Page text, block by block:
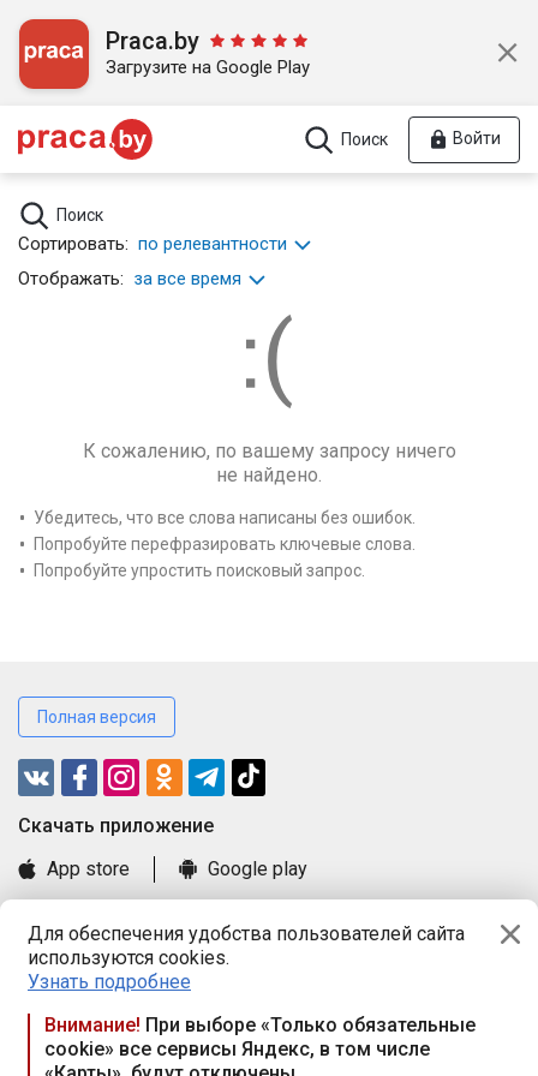
Для обеспечения удобства пользователей сайта
используются cookies.
Узнать подробнее
Внимание! При выборе «Только обязательные
cookie» все сервисы Яндекс, в том числе
Praca.by
Загрузите на Google Play
Поиск Войти
Поиск
Сортировать: по релевантности
Отображать: за все время
К сожалению, по вашему запросу ничего
не найдено.
Убедитесь, что все слова написаны без ошибок.
Попробуйте перефразировать ключевые слова.
Попробуйте упростить поисковый запрос.
Полная версия
Cкачать приложение
App store
Google play
Книга замечаний и предложений
Правила и документы
Praca.by © 2000—2026, ООО «ПРАЦА БАЙ»
Республика Беларусь, 220114, г. Минск, пр-т Независимости
117а, пом. № 9.